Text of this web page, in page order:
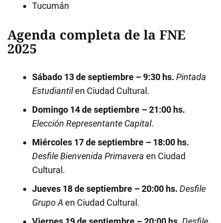
Tucumán
Agenda completa de la FNE
2025
Sábado 13 de septiembre – 9:30 hs. Pintada
Estudiantilen Ciudad Cultural.
Domingo 14 de septiembre – 21:00 hs.
Elección Representante Capital.
Miércoles 17 de septiembre – 18:00 hs.
Desfile Bienvenida Primavera en Ciudad
Cultural.
Jueves 18 de septiembre – 20:00 hs. Desfile
Grupo Aen Ciudad Cultural.